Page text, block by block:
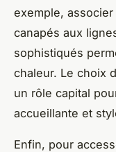
exemple,
canapés aux
sophistiqués
chaleur. Le choix
un rôle capital
accueillante et
Enfin, pour